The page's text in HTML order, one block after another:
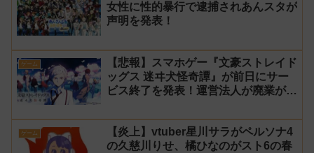
女性に性的暴行で逮捕されあんスタが
声明を発表！
ゲーム
【悲報】スマホゲー『文豪ストレイド
ッグス 迷ヰ犬怪奇譚』が前日にサー
ビス終了を発表！運営法人が廃業が原
ゲーム
【炎上】vtuber星川サラがペルソナ4
の久慈川りせ、橘ひなのがスト6の春